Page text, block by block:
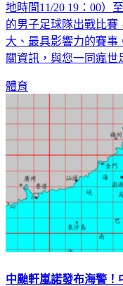
地時間11/20 19：00）
的男子足球隊出戰比賽
大、最具影響力的賽事
關資訊，與您一同瘋世
體育
中颱軒嵐諾發布海警！